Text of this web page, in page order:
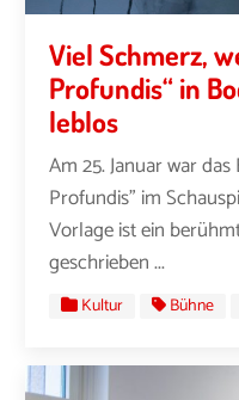
Viel Schmerz,
Profundis“ in
leblos
Am 25. Januar war
Profundis” im
Vorlage ist ein
geschrieben ...
Kultur Bühne